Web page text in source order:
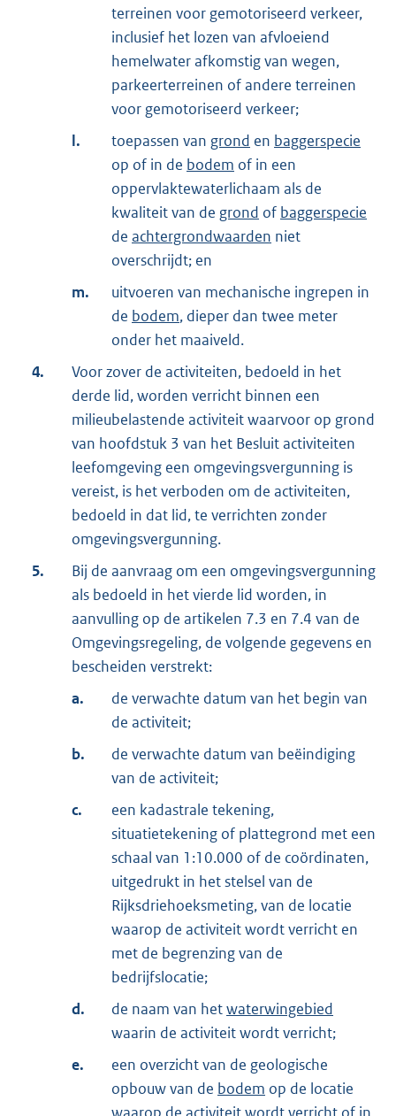
terreinen voor gemotoriseerd verkeer,
inclusief het lozen van afvloeiend
hemelwater afkomstig van wegen,
parkeerterreinen of andere terreinen
voor gemotoriseerd verkeer;
l.
toepassen van grond en baggerspecie
op of in de bodem of in een
oppervlaktewaterlichaam als de
kwaliteit van de grond of baggerspecie
de achtergrondwaarden niet
overschrijdt; en
m.
uitvoeren van mechanische ingrepen in
de bodem, dieper dan twee meter
onder het maaiveld.
4.
Voor zover de activiteiten, bedoeld in het
derde lid, worden verricht binnen een
milieubelastende activiteit waarvoor op grond
van hoofdstuk 3 van het Besluit activiteiten
leefomgeving een omgevingsvergunning is
vereist, is het verboden om de activiteiten,
bedoeld in dat lid, te verrichten zonder
omgevingsvergunning.
5.
Bij de aanvraag om een omgevingsvergunning
als bedoeld in het vierde lid worden, in
aanvulling op de artikelen 7.3 en 7.4 van de
Omgevingsregeling, de volgende gegevens en
bescheiden verstrekt:
a.
de verwachte datum van het begin van
de activiteit;
b.
de verwachte datum van beëindiging
van de activiteit;
c.
een kadastrale tekening,
situatietekening of plattegrond met een
schaal van 1:10.000 of de coördinaten,
uitgedrukt in het stelsel van de
Rijksdriehoeksmeting, van de locatie
waarop de activiteit wordt verricht en
met de begrenzing van de
bedrijfslocatie;
d.
de naam van hetwaterwingebied
waarin de activiteit wordt verricht;
e.
een overzicht van de geologische
opbouw van de bodem op de locatie